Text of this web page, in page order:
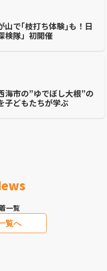
山で｢枝打ち体験｣も！日
検隊」初開催
海市の”ゆでぼし大根”の
子どもたちが学ぶ
一覧
覧へ